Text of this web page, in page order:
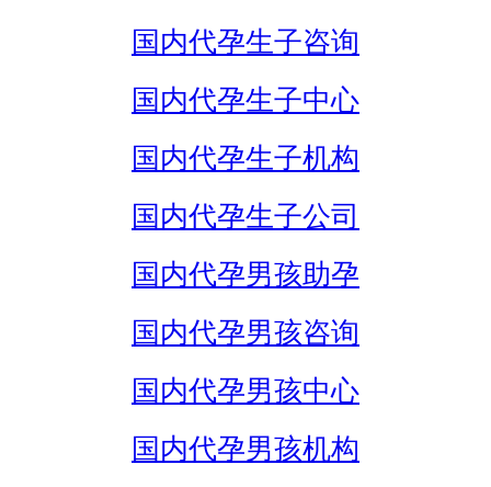
国内代孕生子咨询
国内代孕生子中心
国内代孕生子机构
国内代孕生子公司
国内代孕男孩助孕
国内代孕男孩咨询
国内代孕男孩中心
国内代孕男孩机构